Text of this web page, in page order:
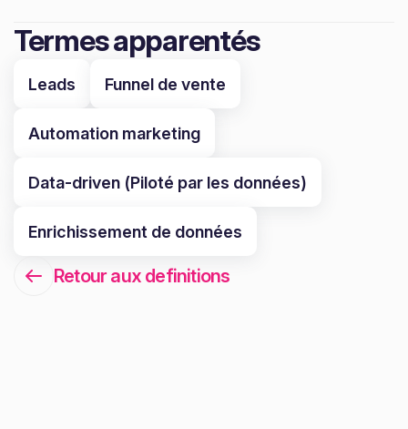
Termes apparentés
Leads Funnel de vente
Automation marketing
Data-driven (Piloté par les données)
Enrichissement de données
Retour aux definitions